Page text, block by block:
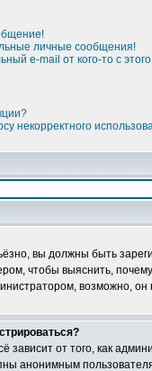
личные сообщения!
e-mail от кого-то с
некорректного
вы должны быть
чтобы выяснить,
возможно,
зависит от того, как
анонимным